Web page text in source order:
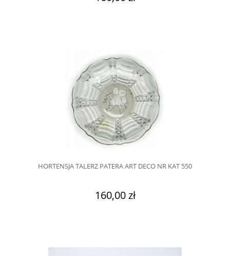
HORTENSJA TALERZ PATERA ART DECO NR KAT 550
160,00 zł